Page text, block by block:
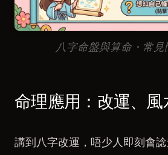
八字命盤與算命・常見
命理應用：改運、風
講到八字改運，唔少人即刻會